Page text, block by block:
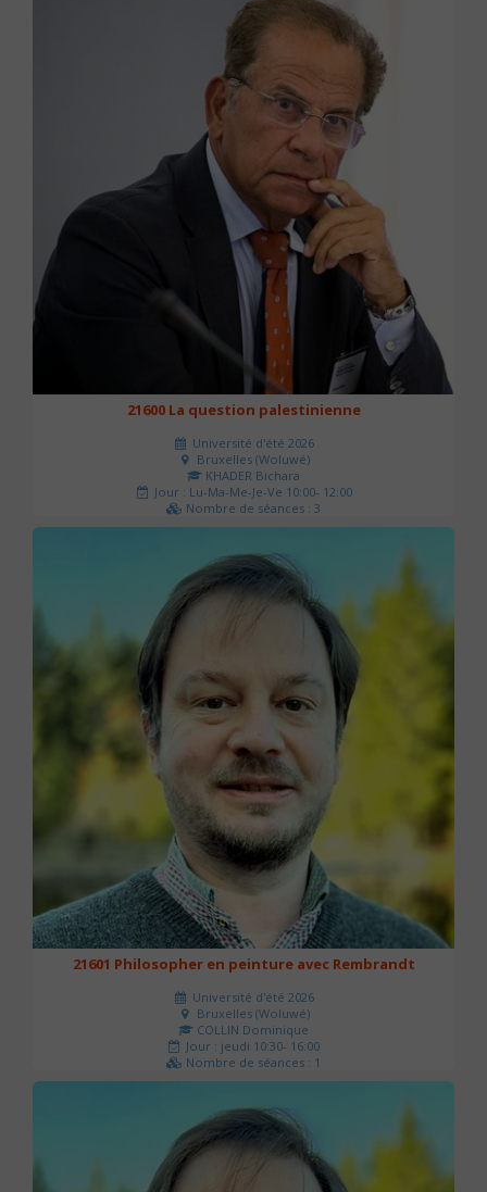
21600 La question palestinienne
Université d'été 2026
Bruxelles (Woluwé)
KHADER Bichara
Jour : Lu-Ma-Me-Je-Ve 10:00- 12:00
Nombre de séances : 3
63 €
21601 Philosopher en peinture avec Rembrandt
Université d'été 2026
Bruxelles (Woluwé)
COLLIN Dominique
Jour : jeudi 10:30- 16:00
Nombre de séances : 1
40 €